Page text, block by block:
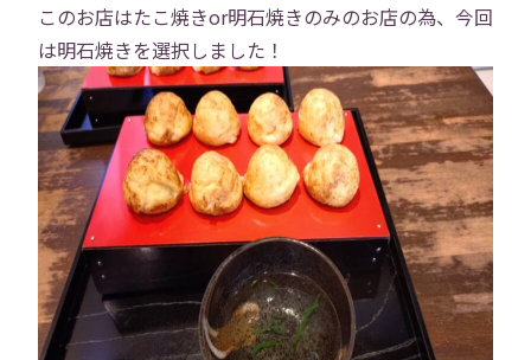
トップ
会社概要 事業内容
役員紹介 社員紹介
このお店はたこ焼きor明石焼きのみのお店の為、今回
は明石焼きを選択しました！